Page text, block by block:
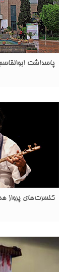
پاسداشت
کنسرت‌های پرواز